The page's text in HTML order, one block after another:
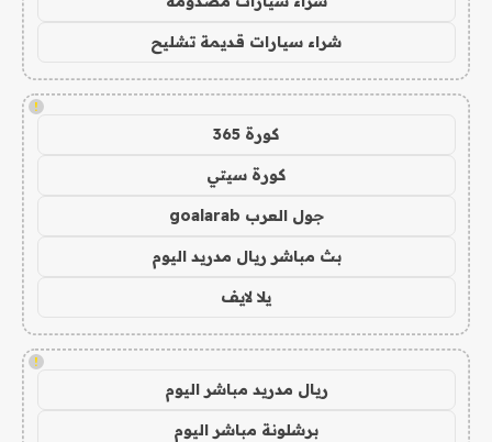
شراء سيارات قديمة تشليح
!
كورة 365
كورة سيتي
جول العرب goalarab
بث مباشر ريال مدريد اليوم
يلا لايف
!
ريال مدريد مباشر اليوم
برشلونة مباشر اليوم